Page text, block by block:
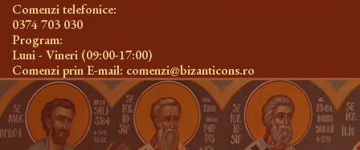
Comenzi telefonice:
0374 703 030
Program:
Luni - Vineri (09:00-17:00)
Comenzi prin E-mail: comenzi@bizanticons.ro